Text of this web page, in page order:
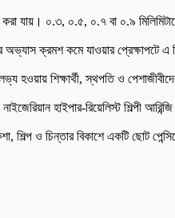
যায়। ০.৩, ০.৫, ০.৭ বা ০.৯
ক্রমশ কমে যাওয়ার প্রেক্ষাপটে এ
হওয়ায় শিক্ষার্থী, স্থপতি ও
হাইপার-রিয়েলিস্ট শিল্পী
শিল্প ও চিন্তার বিকাশে একটি ছোট